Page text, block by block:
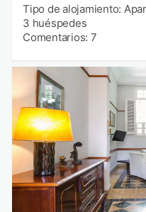
Tipo de alojamiento:
3 huéspedes
Comentarios: 7